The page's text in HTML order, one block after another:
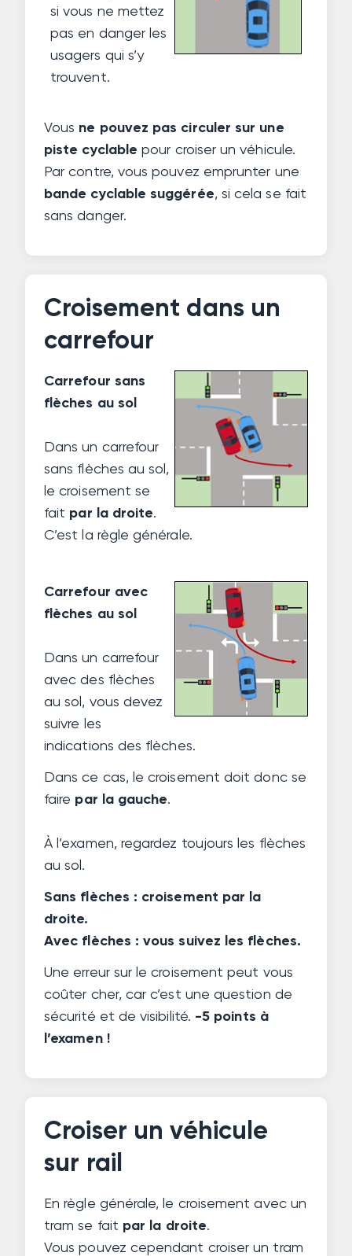
si vous ne mettez
pas en danger les
usagers qui s’y
trouvent.
Vous ne pouvez pas circuler sur une
piste cyclable pour croiser un véhicule.
Par contre, vous pouvez emprunter une
bande cyclable suggérée, si cela se fait
sans danger.
Croisement dans un
carrefour
Carrefour sans
flèches au sol
Dans un carrefour
sans flèches au sol,
le croisement se
fait par la droite.
C’est la règle générale.
Carrefour avec
flèches au sol
Dans un carrefour
avec des flèches
au sol, vous devez
suivre les
indications des flèches.
Dans ce cas, le croisement doit donc se
faire par la gauche.
À l’examen, regardez toujours les flèches
au sol.
Sans flèches : croisement par la
droite.
Avec flèches : vous suivez les flèches.
Une erreur sur le croisement peut vous
coûter cher, car c’est une question de
sécurité et de visibilité. -5 points à
l’examen !
Croiser un véhicule
sur rail
En règle générale, le croisement avec un
tram se fait par la droite.
Vous pouvez cependant croiser un tram